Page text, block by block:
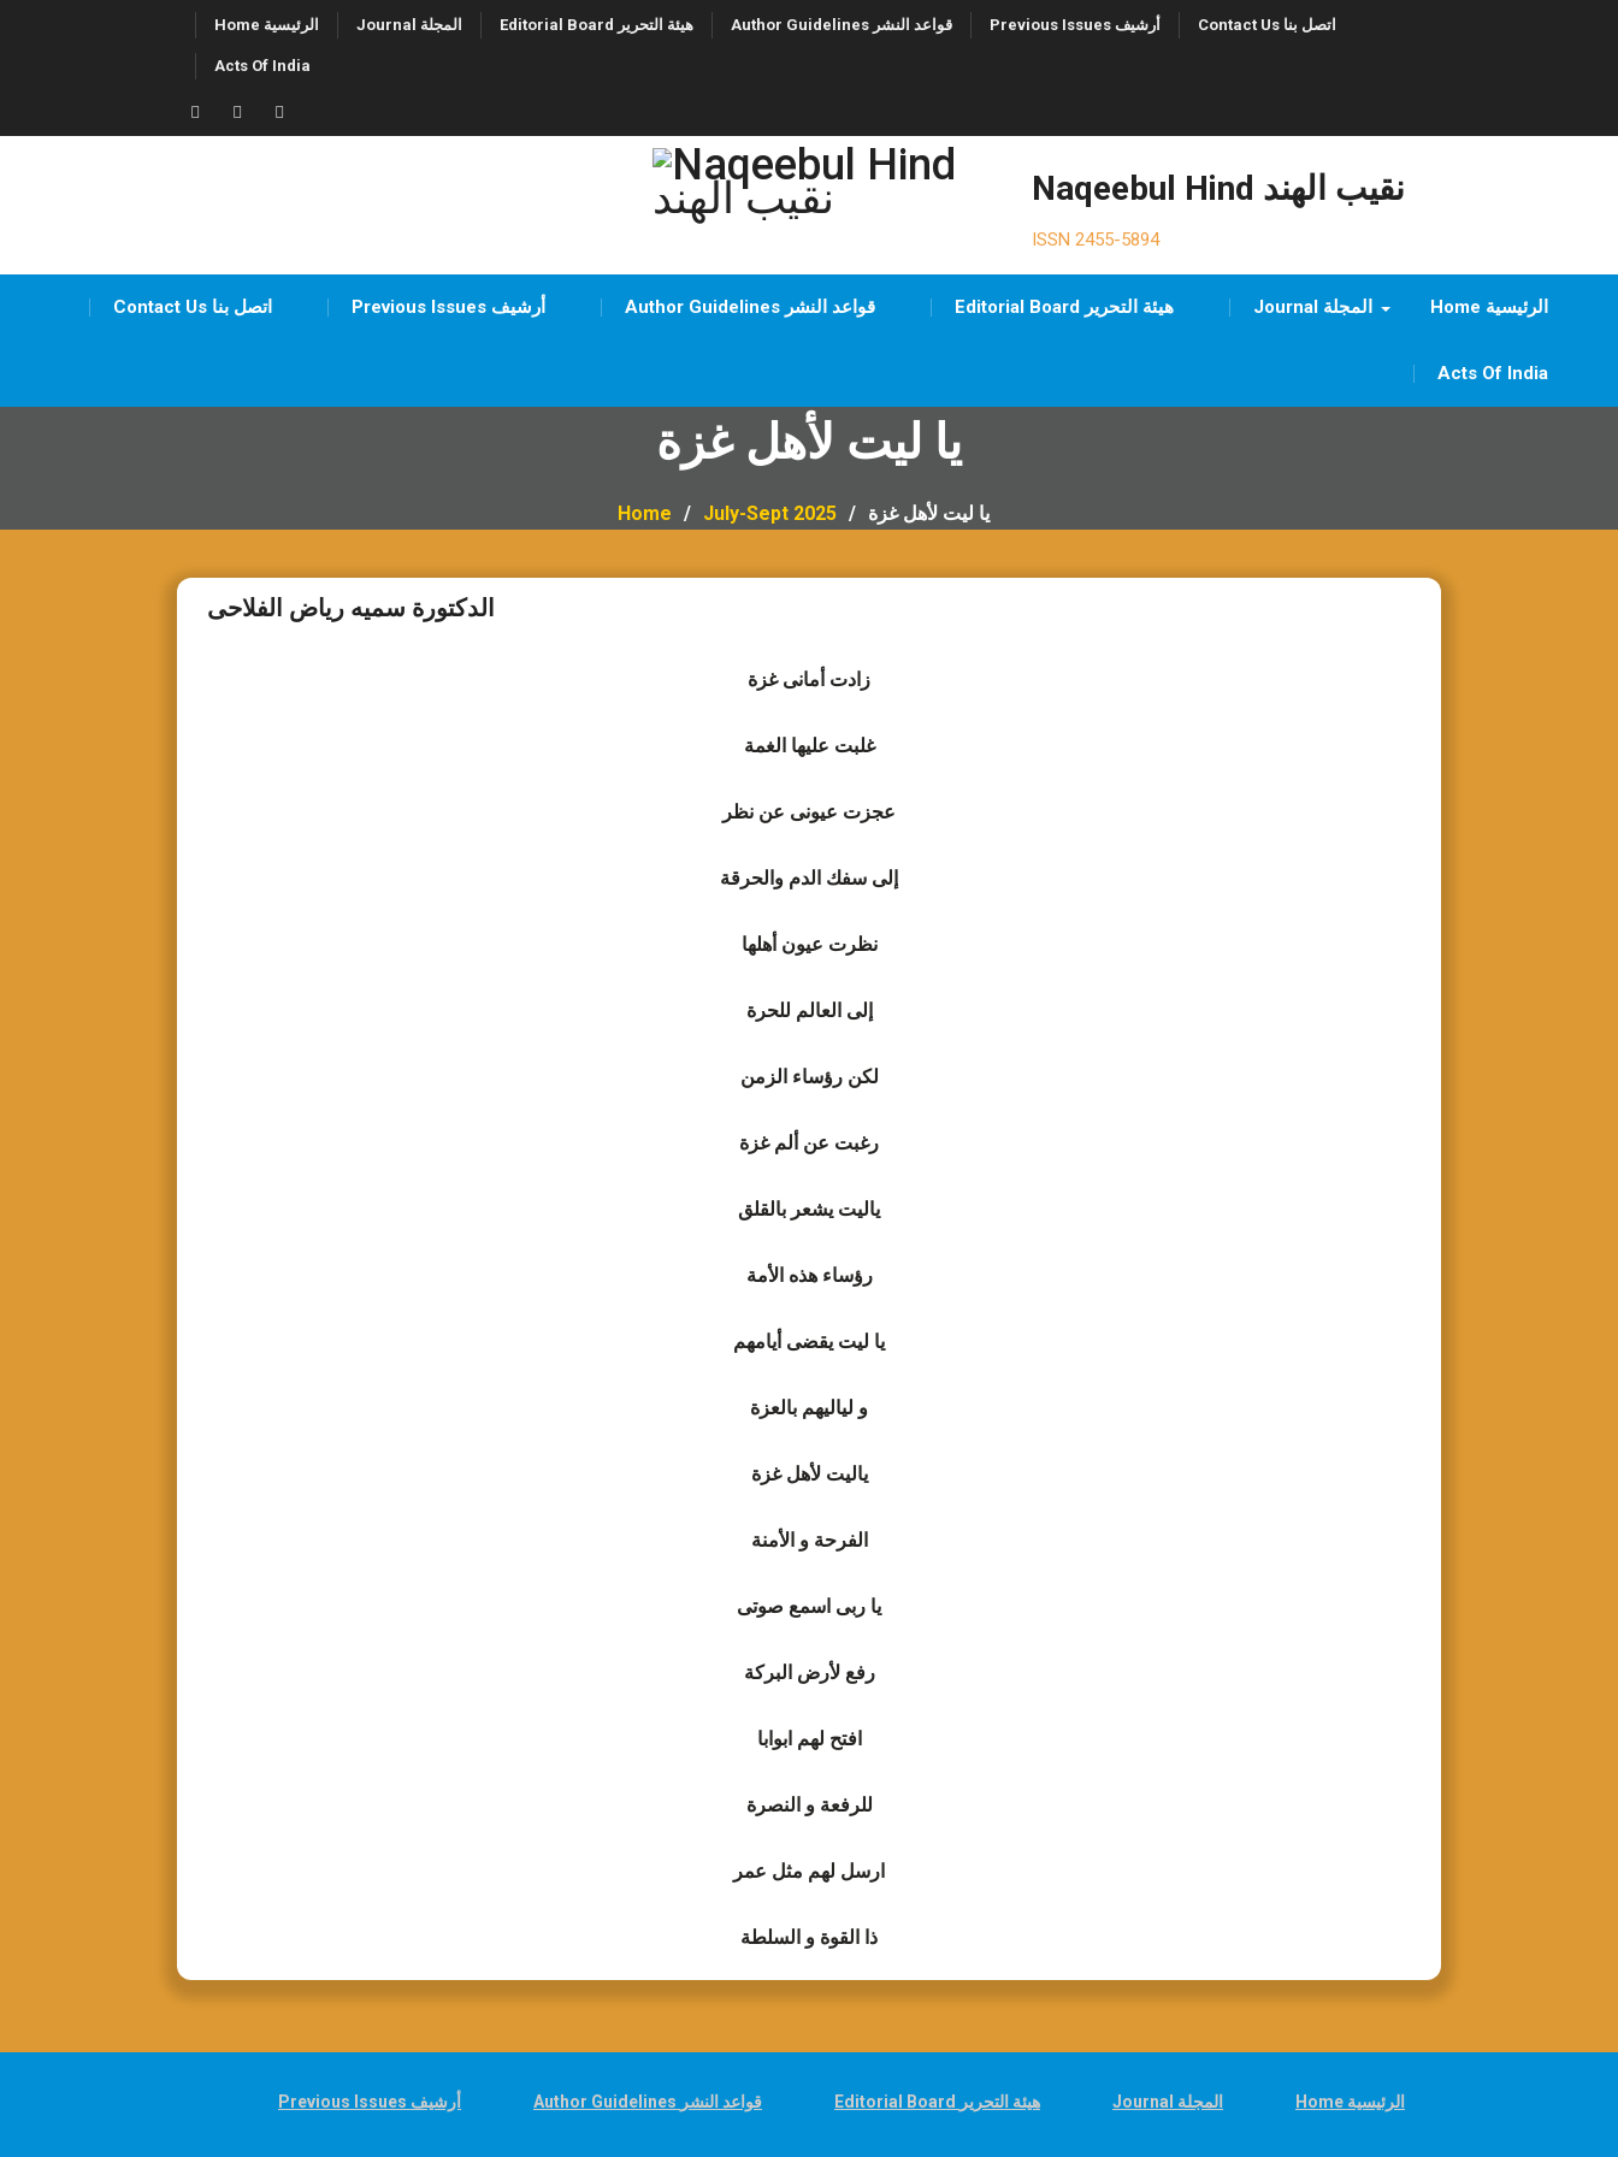
Home الرئيسية Journal المجلة Editorial Board هيئة التحرير Author Guidelines قواعد النشر Previous Issues أرشيف Contact Us اتصل بنا
Acts Of India
TwitterFacebook
LinkedIn
Naqeebul Hind نقيب الهند
ISSN 2455-5894
Home الرئيسية Journal المجلة Editorial Board هيئة التحرير Author Guidelines قواعد النشر Previous Issues أرشيف Contact Us اتصل بنا
Acts Of India
يا ليت لأهل غزة
Home July-Sept 2025 يا ليت لأهل غزة
الدكتورة سميه رياض الفلاحى
زادت أمانى غزة
غلبت عليها الغمة
عجزت عيونى عن نظر
إلى سفك الدم والحرقة
نظرت عيون أهلها
إلى العالم للحرة
لكن رؤساء الزمن
رغبت عن ألم غزة
ياليت يشعر بالقلق
رؤساء هذه الأمة
يا ليت يقضى أيامهم
و لياليهم بالعزة
ياليت لأهل غزة
الفرحة و الأمنة
يا ربى اسمع صوتى
رفع لأرض البركة
افتح لهم ابوابا
للرفعة و النصرة
ارسل لهم مثل عمر
ذا القوة و السلطة
Home الرئيسية Journal المجلة Editorial Board هيئة التحرير Author Guidelines قواعد النشر Previous Issues أرشيف